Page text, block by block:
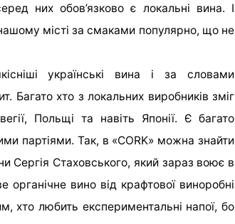
них обов’язково є локальні вина. І
місті за смаками популярно, що не
українські вина і за словами
Багато хто з локальних виробників зміг
Польщі та навіть Японії. Є багато
партіями. Так, в «CORK» можна знайти
Сергія Стаховського, який зараз воює в
вино від крафтової виноробні
хто любить експериментальні напої, бо